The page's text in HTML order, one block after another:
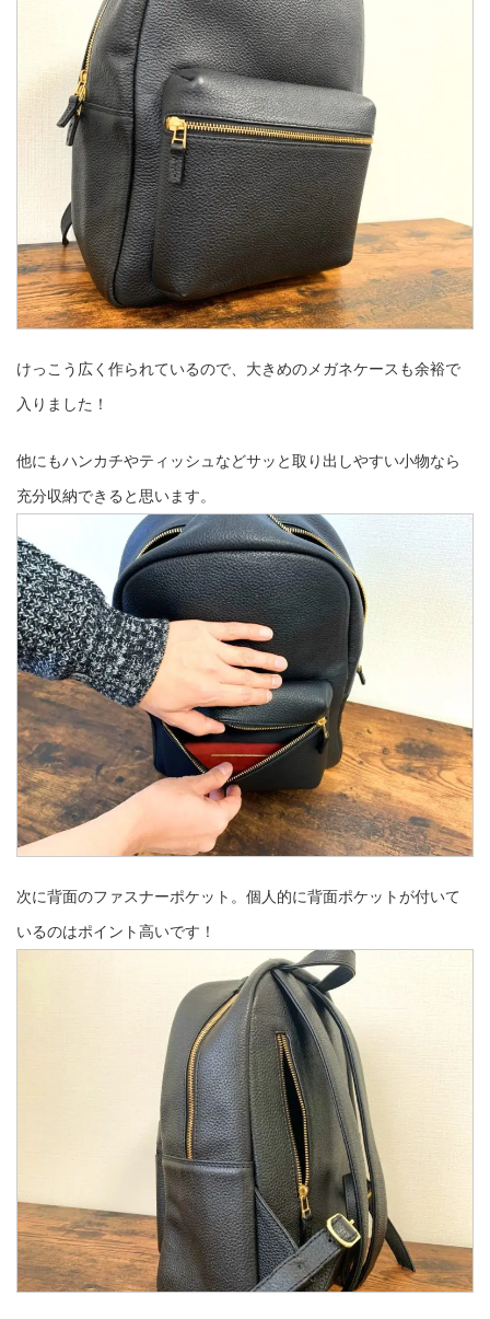
けっこう広く作られているので、大きめのメガネケースも余裕で
入りました！
他にもハンカチやティッシュなどサッと取り出しやすい小物なら
充分収納できると思います。
次に背面のファスナーポケット。個人的に背面ポケットが付いて
いるのはポイント高いです！